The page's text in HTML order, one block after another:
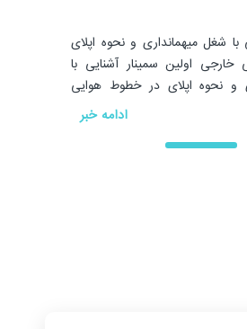
با شغل میهمانداری و نحوه اپلای
در خطوط هوایی خارجی اولین سمینار آشنایی با
و نحوه اپلای در خطوط هوایی
دریایی میهماندار خطوط
ادامه خبر